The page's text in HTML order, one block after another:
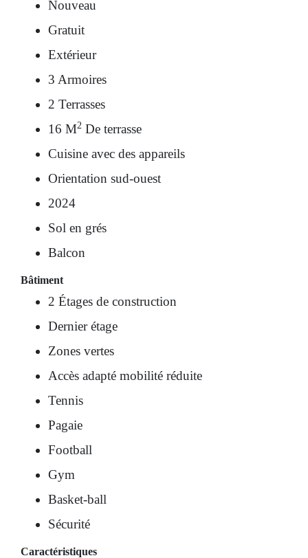
Nouveau
Gratuit
Extérieur
3 Armoires
2 Terrasses
16 M2 De terrasse
Cuisine avec des appareils
Orientation sud-ouest
2024
Sol en grés
Balcon
Bâtiment
2 Étages de construction
Dernier étage
Zones vertes
Accès adapté mobilité réduite
Tennis
Pagaie
Football
Gym
Basket-ball
Sécurité
Caractéristiques